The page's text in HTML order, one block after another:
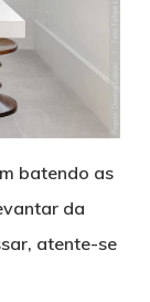
batendo as
da
atente-se